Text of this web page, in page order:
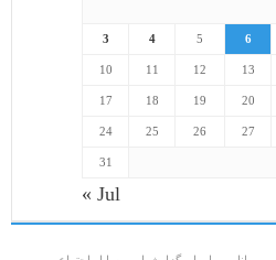
3 4 5 6
10 11 12 13
17 18 19 20
24 25 26 27
31
« Jul